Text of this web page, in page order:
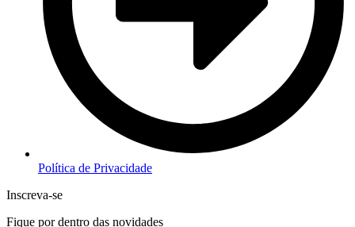
Política de Privacidade
Inscreva-se
Fique por dentro das novidades